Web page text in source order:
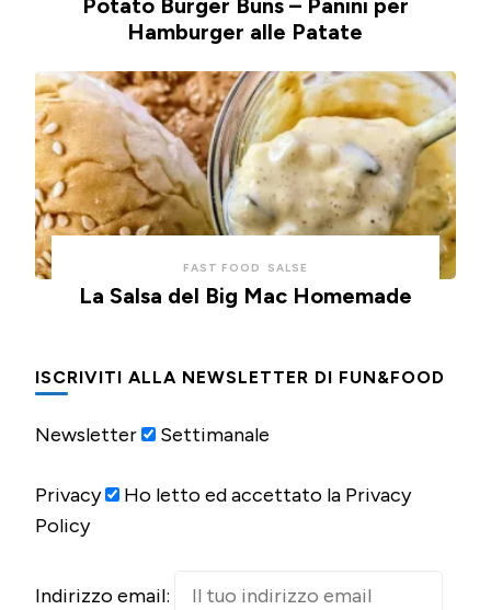
Potato Burger Buns – Panini per
Hamburger alle Patate
FAST FOOD SALSE
La Salsa del Big Mac Homemade
ISCRIVITI ALLA NEWSLETTER DI FUN&FOOD
Newsletter Settimanale
Privacy
Ho letto ed accettato la Privacy
Policy
Indirizzo email: